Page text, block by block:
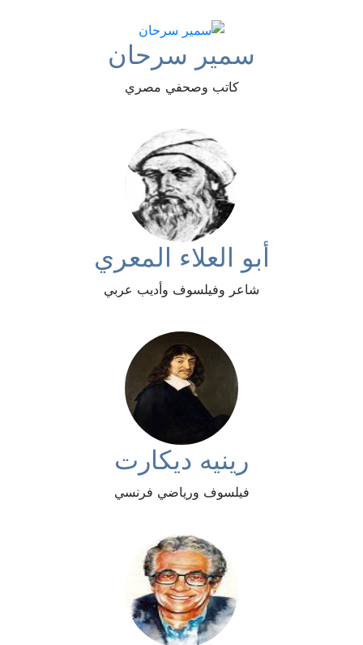
سمير سرحان
كاتب وصحفي مصري
أبو العلاء المعري
شاعر وفيلسوف وأديب عربي
رينيه ديكارت
فيلسوف ورياضي فرنسي